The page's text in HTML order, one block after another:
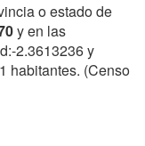
o estado de
y en las
2.3613236 y
habitantes. (Censo